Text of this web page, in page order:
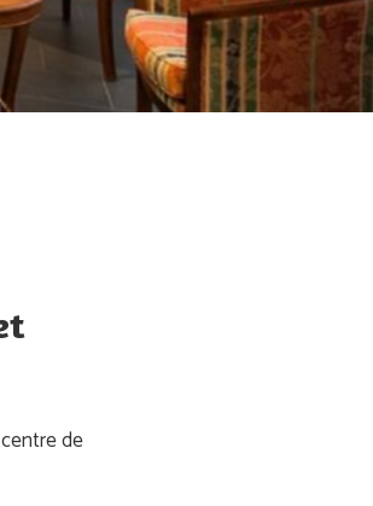
de